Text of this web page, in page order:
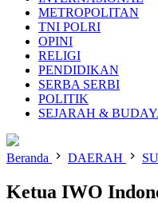
METROPOLITAN
TNI POLRI
OPINI
RELIGI
PENDIDIKAN
SERBA SERBI
POLITIK
SEJARAH &
Beranda DAERAH
Ketua IWO